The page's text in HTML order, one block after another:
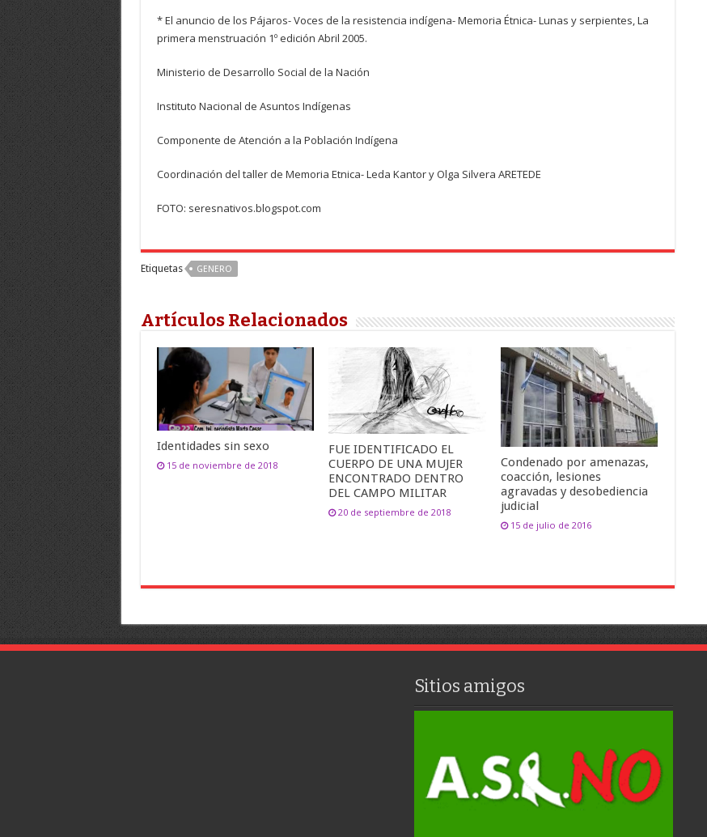
* El anuncio de los Pájaros- Voces de la resistencia indígena- Memoria Étnica- Lunas y serpientes, La
primera menstruación 1º edición Abril 2005.
Ministerio de Desarrollo Social de la Nación
Instituto Nacional de Asuntos Indígenas
Componente de Atención a la Población Indígena
Coordinación del taller de Memoria Etnica- Leda Kantor y Olga Silvera ARETEDE
FOTO: seresnativos.blogspot.com
Etiquetas GENERO
Artículos Relacionados
Identidades sin sexo
15 de noviembre de 2018
FUE IDENTIFICADO EL
CUERPO DE UNA MUJER
ENCONTRADO DENTRO
DEL CAMPO MILITAR
20 de septiembre de 2018
Condenado por amenazas,
coacción, lesiones
agravadas y desobediencia
judicial
15 de julio de 2016
Sitios amigos